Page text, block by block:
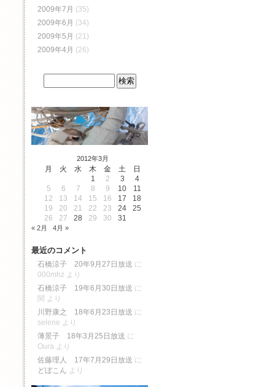
2009年7月 (35)
2009年6月 (34)
2009年5月 (21)
2009年4月 (26)
2012年3月
月 火 水 木 金 土
日
1
2 3
4
5
6 7 8 9 10
11
12
13 14 15 16 17
18
19
20 21 22 23 24
25
26
27 28 29 30 31
« 2月 4月 »
最近のコメント
石橋涼子 20年9月27日放送 に
000mhz より
石橋涼子 19年6月30日放送 に
関 より
川野康之 18年6月23日放送 に
selene より
薄景子 18年3月25日放送 に
Oura より
佐藤理人 17年7月29日放送 に
どぼこん より